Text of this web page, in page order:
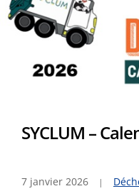
SYCLUM –
7 janvier 2026